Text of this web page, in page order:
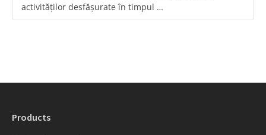
activităților desfășurate în timpul …
Products